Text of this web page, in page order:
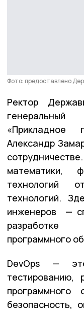
Фото: предоставлено
Ректор
«Прикладное
Александр
математики,
технологий
технологий.
инженеров —
разработке
программного
DevOps —
тестированию,
программного
безопасность,